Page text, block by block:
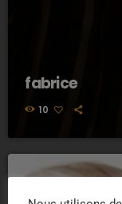
fabrice
10